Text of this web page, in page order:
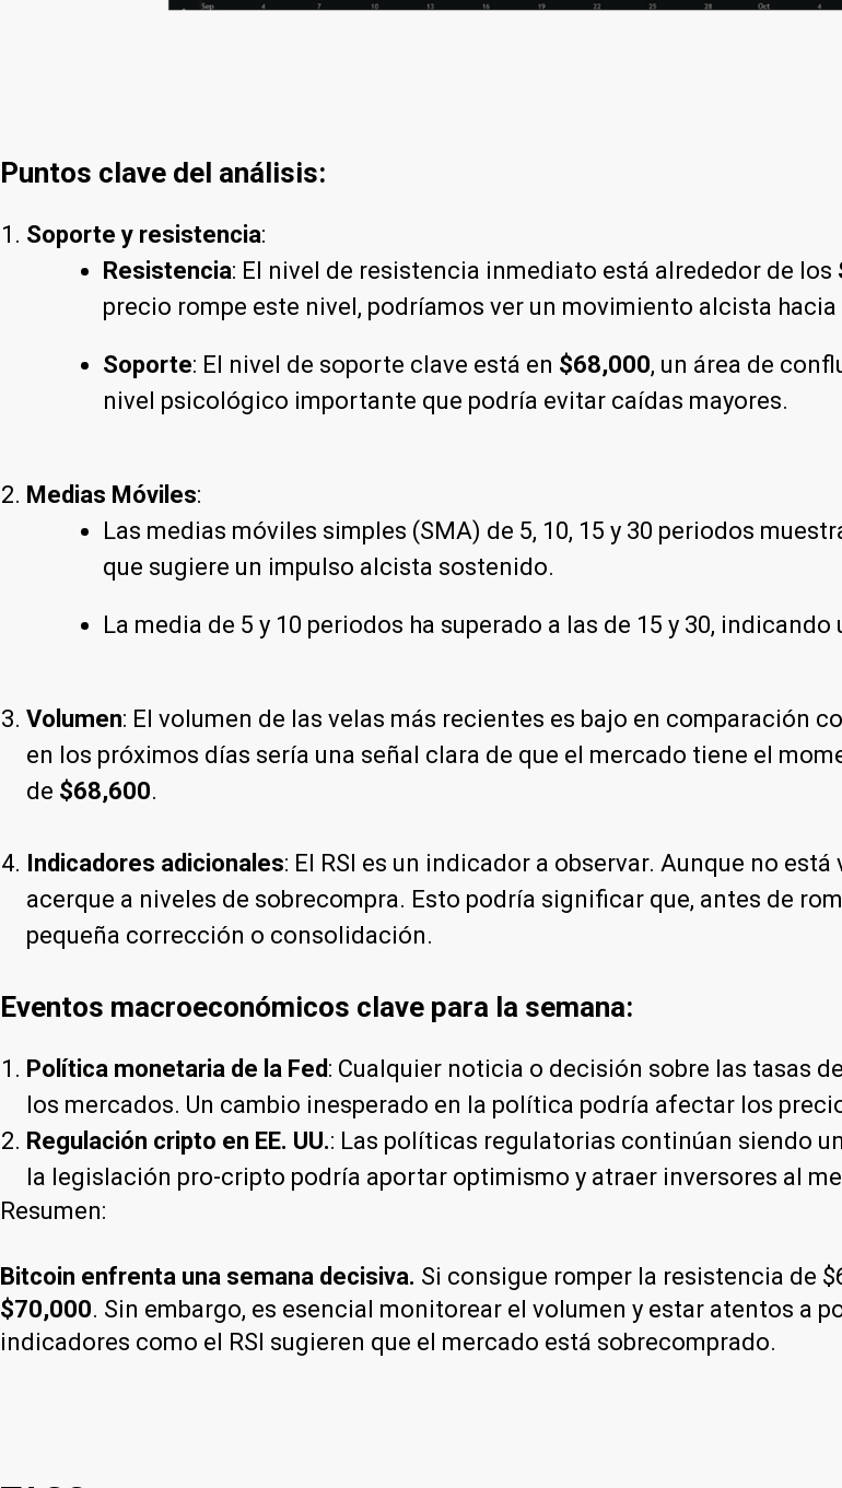
Puntos clave del análisis:
Soporte y resistencia:
Resistencia: El nivel de resistencia inmediato está alrededor de los
precio rompe este nivel, podríamos ver un movimiento alcista hacia
Soporte: El nivel de soporte clave está en $68,000, un área de
nivel psicológico importante que podría evitar caídas mayores.
Medias Móviles:
Las medias móviles simples (SMA) de 5, 10, 15 y 30 periodos
que sugiere un impulso alcista sostenido.
La media de 5 y 10 periodos ha superado a las de 15 y 30,
Volumen: El volumen de las velas más recientes es bajo en comparación
en los próximos días sería una señal clara de que el mercado tiene el
de $68,600.
Indicadores adicionales: El RSI es un indicador a observar. Aunque no
acerque a niveles de sobrecompra. Esto podría significar que, antes de
pequeña corrección o consolidación.
Eventos macroeconómicos clave para la semana:
Política monetaria de la Fed : Cualquier noticia o decisión sobre las tasas
los mercados. Un cambio inesperado en la política podría afectar los
Regulación cripto en EE. UU.: Las políticas regulatorias continúan siendo
la legislación pro-cripto podría aportar optimismo y atraer inversores al
Resumen:
Bitcoin enfrenta una semana decisiva. Si consigue romper la resistencia de
$70,000. Sin embargo, es esencial monitorear el volumen y estar atentos a
indicadores como el RSI sugieren que el mercado está sobrecomprado.